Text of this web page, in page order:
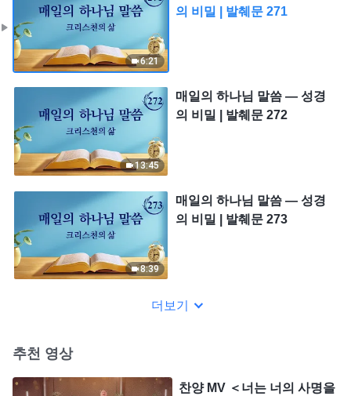
6:21
의 비밀 | 발췌문 271
13:45
매일의 하나님 말씀 ― 성경
의 비밀 | 발췌문 272
8:39
매일의 하나님 말씀 ― 성경
의 비밀 | 발췌문 273
더보기
추천 영상
찬양 MV ＜너는 너의 사명을